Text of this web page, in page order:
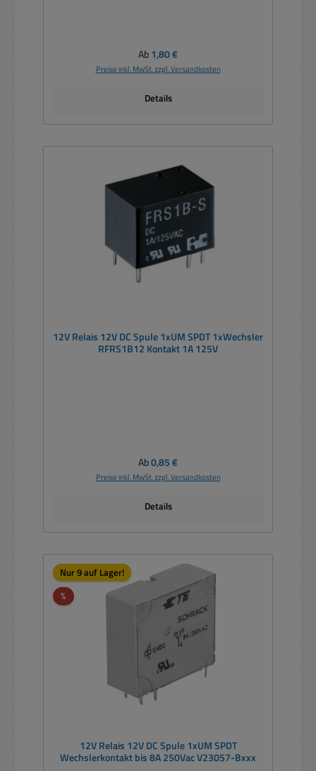
Regulärer Preis:
Ab1,80 €
Preise inkl. MwSt. zzgl. Versandkosten
Details
12V Relais 12V DC Spule 1xUM SPDT 1xWechsler
RFRS1B12 Kontakt 1A 125V
Regulärer Preis:
Ab0,85 €
Preise inkl. MwSt. zzgl. Versandkosten
Details
Nur 9 auf Lager!
%Rabatt
12V Relais 12V DC Spule 1xUM SPDT
Wechslerkontakt bis 8A 250Vac V23057-Bxxx